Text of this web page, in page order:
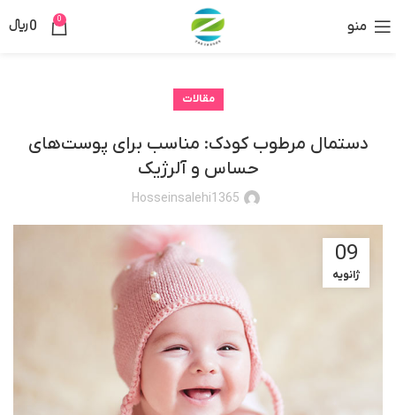
منو 0
0﷼
مقالات
دستمال مرطوب کودک: مناسب برای پوست‌های
حساس و آلرژیک
Hosseinsalehi1365
09
ژانویه